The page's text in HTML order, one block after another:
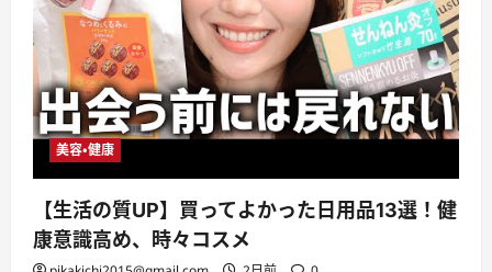
美容・健康
【生活の質UP】買ってよかった日用品13選！健
康意識高め、時々コスメ